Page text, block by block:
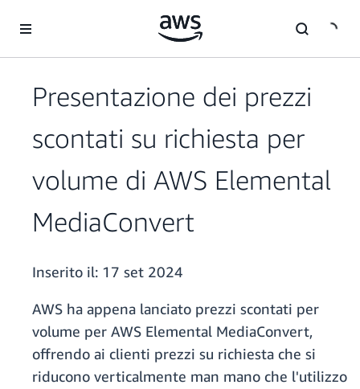
Presentazione dei prezzi
scontati su richiesta per
volume di AWS Elemental
MediaConvert
Inserito il: 17 set 2024
AWS ha appena lanciato prezzi scontati per
volume per AWS Elemental MediaConvert,
offrendo ai clienti prezzi su richiesta che si
riducono verticalmente man mano che l'utilizzo